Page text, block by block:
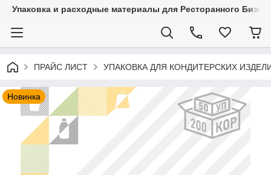
Упаковка и расходные материалы для Ресторанного
ПРАЙС ЛИСТ УПАКОВКА ДЛЯ КОНДИТЕРСКИХ
Новинка